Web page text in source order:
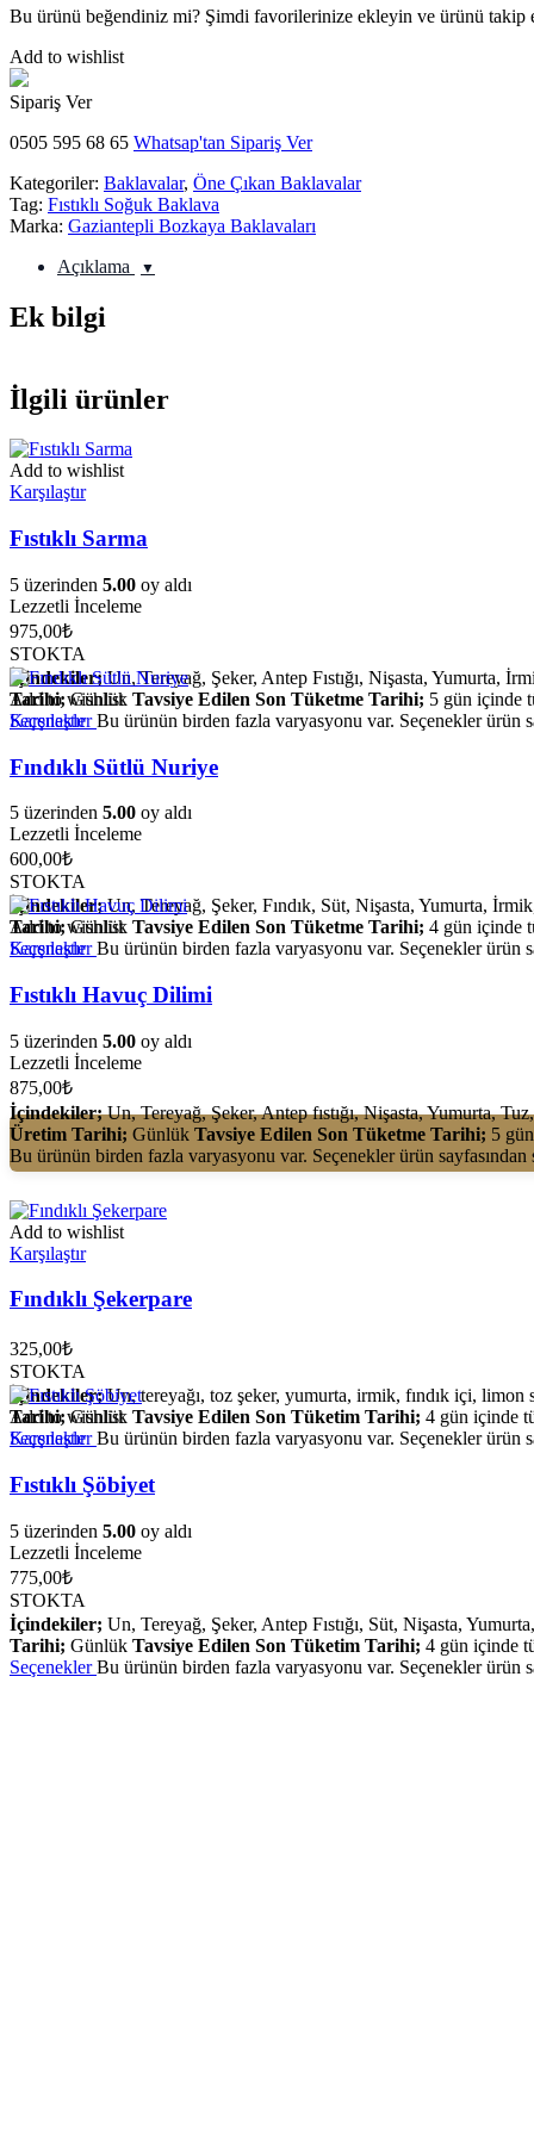
Bu ürünü beğendiniz mi? Şimdi favorilerinize ekleyin ve ürünü takip
Add to wishlist
Sipariş Ver
0505 595 68 65 Whatsap'tan Sipariş Ver
Kategoriler: Baklavalar, Öne Çıkan Baklavalar
Tag: Fıstıklı Soğuk Baklava
Marka: Gaziantepli Bozkaya Baklavaları
Açıklama
Ek bilgi
İlgili ürünler
Add to wishlist
Karşılaştır
Fıstıklı Sarma
5 üzerinden 5.00 oy aldı
Lezzetli İnceleme
975,00₺
STOKTA
İçindekiler;Un, Tereyağ, Şeker, Antep Fıstığı, Nişasta, Yumurta,
Tarihi;Günlük Tavsiye Edilen Son Tüketme Tarihi; 5 gün içinde
SeçeneklerBu ürünün birden fazla varyasyonu var. Seçenekler ürün
Add to wishlist
Karşılaştır
Fındıklı Sütlü Nuriye
5 üzerinden 5.00 oy aldı
Lezzetli İnceleme
600,00₺
STOKTA
İçindekiler;Un, Tereyağ, Şeker, Fındık, Süt, Nişasta, Yumurta,
Tarihi;Günlük Tavsiye Edilen Son Tüketme Tarihi; 4 gün içinde
SeçeneklerBu ürünün birden fazla varyasyonu var. Seçenekler ürün
Add to wishlist
Karşılaştır
Fıstıklı Havuç Dilimi
5 üzerinden 5.00 oy aldı
Lezzetli İnceleme
875,00₺
İçindekiler;Un, Tereyağ, Şeker, Antep fıstığı, Nişasta, Yumurta,
Üretim Tarihi; Günlük Tavsiye Edilen Son Tüketme Tarihi; 5
Bu ürünün birden fazla varyasyonu var. Seçenekler ürün
Add to wishlist
Karşılaştır
Fındıklı Şekerpare
325,00₺
STOKTA
İçindekiler;Un, tereyağı, toz şeker, yumurta, irmik, fındık içi, limon
Tarihi;Günlük Tavsiye Edilen Son Tüketim Tarihi; 4 gün içinde
SeçeneklerBu ürünün birden fazla varyasyonu var. Seçenekler ürün
Add to wishlist
Karşılaştır
Fıstıklı Şöbiyet
5 üzerinden 5.00 oy aldı
Lezzetli İnceleme
775,00₺
STOKTA
İçindekiler; Un, Tereyağ, Şeker, Antep Fıstığı, Süt, Nişasta,
Tarihi; Günlük Tavsiye Edilen Son Tüketim Tarihi; 4 gün içinde
SeçeneklerBu ürünün birden fazla varyasyonu var. Seçenekler ürün